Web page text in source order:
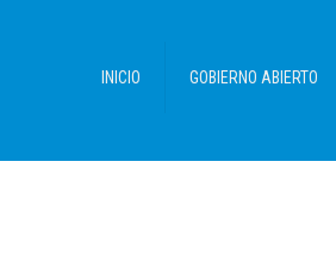
INICIO GOBIERNO ABIERTO